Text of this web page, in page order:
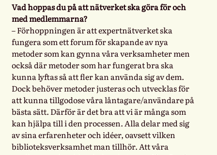
Vad hoppas du på att nätverket ska göra för och
med medlemmarna?
– Förhoppningen är att expertnätverket ska
fungera som ett forum för skapande av nya
metoder som kan gynna våra verksamheter men
också där metoder som har fungerat bra ska
kunna lyftas så att fler kan använda sig av dem.
Dock behöver metoder justeras och utvecklas för
att kunna tillgodose våra låntagare/användare på
bästa sätt. Därför är det bra att vi är många som
kan hjälpa till i den processen. Alla delar med sig
av sina erfarenheter och idéer, oavsett vilken
biblioteksverksamhet man tillhör. Att våra